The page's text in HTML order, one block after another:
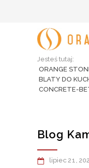
Jesteś tutaj:
ORANGE
BLATY DO
CONCRETE-
Blog
lipiec 21